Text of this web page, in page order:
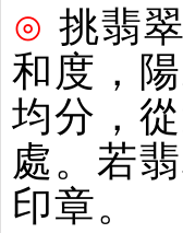
⊙ 挑翡
和度，
均分，
處。若
印章。